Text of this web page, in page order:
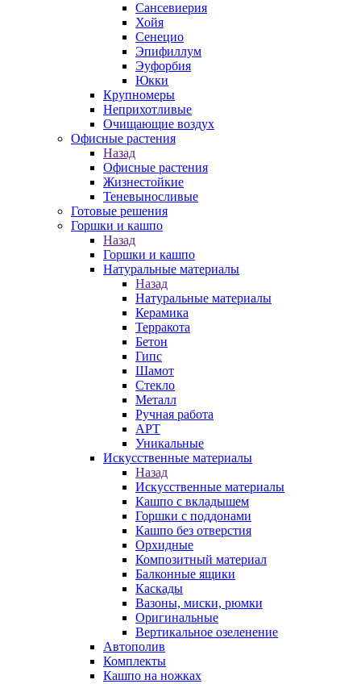
Сансевиерия
Хойя
Сенецио
Эпифиллум
Эуфорбия
Юкки
Крупномеры
Неприхотливые
Очищающие воздух
Офисные растения
Назад
Офисные растения
Жизнестойкие
Теневыносливые
Готовые решения
Горшки и кашпо
Назад
Горшки и кашпо
Натуральные материалы
Назад
Натуральные материалы
Керамика
Терракота
Бетон
Гипс
Шамот
Стекло
Металл
Ручная работа
АРТ
Уникальные
Искусственные материалы
Назад
Искусственные материалы
Кашпо с вкладышем
Горшки с поддонами
Кашпо без отверстия
Орхидные
Композитный материал
Балконные ящики
Каскады
Вазоны, миски, рюмки
Оригинальные
Вертикальное озеленение
Автополив
Комплекты
Кашпо на ножках